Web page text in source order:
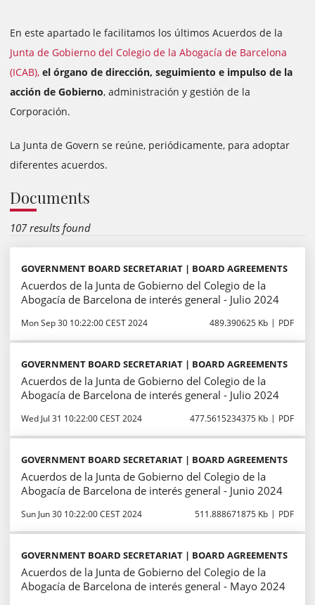
En este apartado le facilitamos los últimos Acuerdos de la
Junta de Gobierno del Colegio de la Abogacía de Barcelona
(ICAB), el órgano de dirección, seguimiento e impulso de la
acción de Gobierno, administración y gestión de la
Corporación.
La Junta de Govern se reúne, periódicamente, para adoptar
diferentes acuerdos.
Documents
107 results found
GOVERNMENT BOARD SECRETARIAT | BOARD AGREEMENTS
Acuerdos de la Junta de Gobierno del Colegio de la
Abogacía de Barcelona de interés general - Julio 2024
Mon Sep 30 10:22:00 CEST 2024 489.390625 Kb PDF
GOVERNMENT BOARD SECRETARIAT | BOARD AGREEMENTS
Acuerdos de la Junta de Gobierno del Colegio de la
Abogacía de Barcelona de interés general - Julio 2024
Wed Jul 31 10:22:00 CEST 2024 477.5615234375 Kb PDF
GOVERNMENT BOARD SECRETARIAT | BOARD AGREEMENTS
Acuerdos de la Junta de Gobierno del Colegio de la
Abogacía de Barcelona de interés general - Junio 2024
Sun Jun 30 10:22:00 CEST 2024 511.888671875 Kb PDF
GOVERNMENT BOARD SECRETARIAT | BOARD AGREEMENTS
Acuerdos de la Junta de Gobierno del Colegio de la
Abogacía de Barcelona de interés general - Mayo 2024